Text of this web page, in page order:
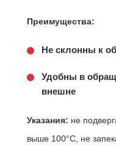
Преимущества:
Не склонны к
Удобны в
внешне
Указания: не
выше 100°C, не